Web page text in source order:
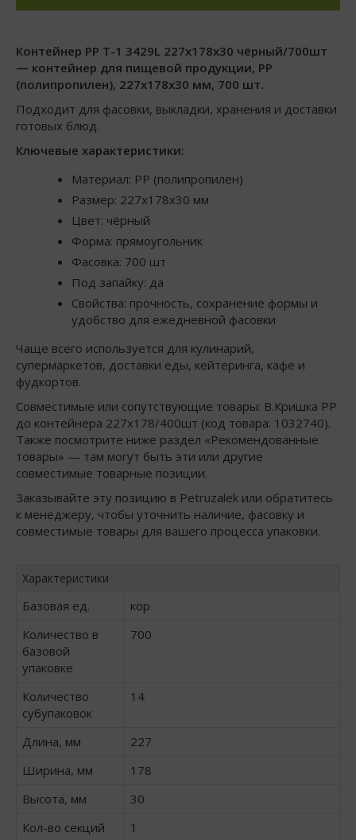
Контейнер PP T-1 3429L 227х178х30 чёрный/700шт
— контейнер для пищевой продукции, PP
(полипропилен), 227x178x30 мм, 700 шт.
Подходит для фасовки, выкладки, хранения и доставки
готовых блюд.
Ключевые характеристики:
Материал: PP (полипропилен)
Размер: 227x178x30 мм
Цвет: чёрный
Форма: прямоугольник
Фасовка: 700 шт
Под запайку: да
Свойства: прочность, сохранение формы и
удобство для ежедневной фасовки
Чаще всего используется для кулинарий,
супермаркетов, доставки еды, кейтеринга, кафе и
фудкортов.
Совместимые или сопутствующие товары: В.Кришка РР
до контейнера 227х178/400шт (код товара: 1032740).
Также посмотрите ниже раздел «Рекомендованные
товары» — там могут быть эти или другие
совместимые товарные позиции.
Заказывайте эту позицию в Petruzalek или обратитесь
к менеджеру, чтобы уточнить наличие, фасовку и
совместимые товары для вашего процесса упаковки.
Характеристики
Базовая ед.
кор
Количество в
базовой
упаковке
700
Количество
субупаковок
14
Длина, мм
227
Ширина, мм
178
Высота, мм
30
Кол-во секций
1